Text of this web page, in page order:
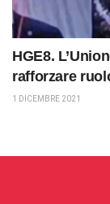
HGE8.
rafforzare
1 DICEMBRE 2021